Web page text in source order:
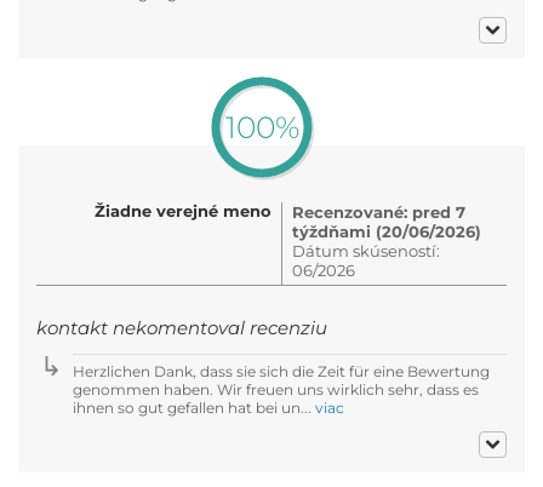
100%
Žiadne verejné meno
Recenzované: pred 7
týždňami (20/06/2026)
Dátum skúseností:
06/2026
kontakt nekomentoval recenziu
Herzlichen Dank, dass sie sich die Zeit für eine Bewertung
genommen haben. Wir freuen uns wirklich sehr, dass es
ihnen so gut gefallen hat bei un... viac